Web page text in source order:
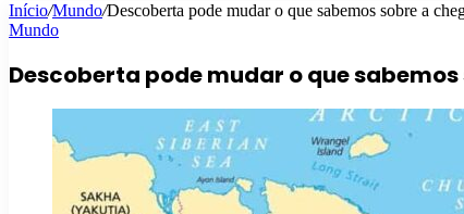
Início/Mundo/Descoberta pode mudar o que sabemos sobre a
Mundo
Descoberta pode mudar o que